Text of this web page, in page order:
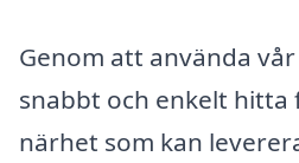
Genom att använda
snabbt och enkelt hitta
närhet som kan